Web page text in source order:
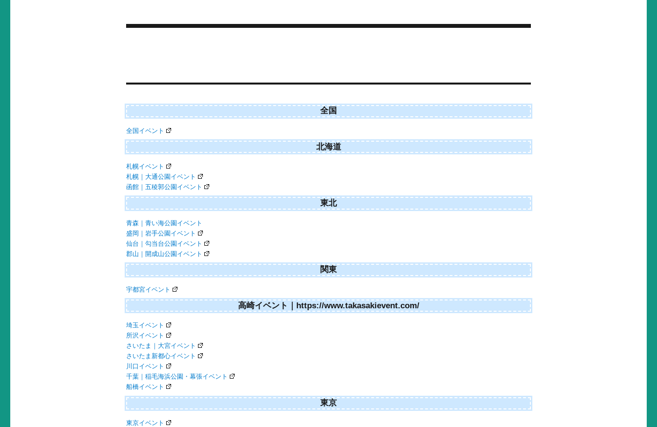
ビ
ゲ
ー
シ
ョ
ン
全国
全国イベント
北海道
札幌イベント
札幌｜大通公園イベント
函館｜五稜郭公園イベント
東北
青森｜青い海公園イベント
盛岡｜岩手公園イベント
仙台｜勾当台公園イベント
郡山｜開成山公園イベント
関東
宇都宮イベント
高崎イベント｜https://www.takasakievent.com/
埼玉イベント
所沢イベント
さいたま｜大宮イベント
さいたま新都心イベント
川口イベント
千葉｜稲毛海浜公園・幕張イベント
船橋イベント
東京
東京イベント